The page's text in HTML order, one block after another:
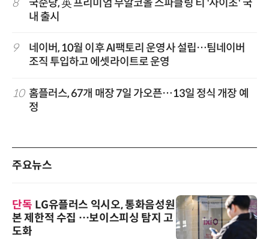
8
국순당, 英 프리미엄 무알코올 스파클링 티 '사이초' 국
내 출시
9
네이버, 10월 이후 AI팩토리 운영사 설립…팀네이버
조직 투입하고 에셋라이트로 운영
10 홈플러스, 67개 매장 7일 가오픈…13일 정식 개장 예
정
주요뉴스
단독 LG유플러스 익시오, 통화음성원
본 제한적 수집 …보이스피싱 탐지 고
도화